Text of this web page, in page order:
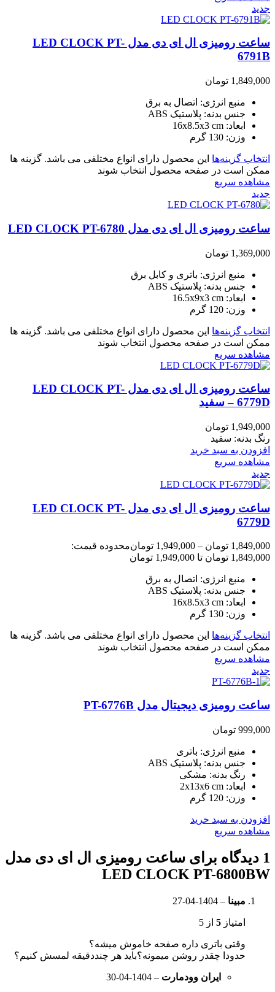
جدید
ساعت رومیزی ال ای دی مدل LED CLOCK PT-
6791B
1,849,000 تومان
منبع انرژی: اتصال به برق
جنس بدنه: پلاستیک ABS
ابعاد: 16x8.5x3 cm
وزن: 130 گرم
انتخاب گزینه‌ها این محصول دارای انواع مختلفی می باشد. گزینه ها
ممکن است در صفحه محصول انتخاب شوند
مشاهده سریع
جدید
ساعت رومیزی ال ای دی مدل LED CLOCK PT-6780
1,369,000 تومان
منبع انرژی: باتری و کابل برق
جنس بدنه: پلاستیک ABS
ابعاد: 16.5x9x3 cm
وزن: 120 گرم
انتخاب گزینه‌ها این محصول دارای انواع مختلفی می باشد. گزینه ها
ممکن است در صفحه محصول انتخاب شوند
مشاهده سریع
ساعت رومیزی ال ای دی مدل LED CLOCK PT-
6779D – سفید
1,949,000 تومان
رنگ بدنه: سفید
افزودن به سبد خرید
مشاهده سریع
جدید
ساعت رومیزی ال ای دی مدل LED CLOCK PT-
6779D
1,849,000 تومان –
1,949,000 تومانمحدوده قیمت:
1,849,000 تومان تا 1,949,000 تومان
منبع انرژی: اتصال به برق
جنس بدنه: پلاستیک ABS
ابعاد: 16x8.5x3 cm
وزن: 130 گرم
انتخاب گزینه‌ها این محصول دارای انواع مختلفی می باشد. گزینه ها
ممکن است در صفحه محصول انتخاب شوند
مشاهده سریع
جدید
ساعت رومیزی دیجیتال مدل PT-6776B
999,000 تومان
منبع انرژی: باتری
جنس بدنه: پلاستیک ABS
رنگ بدنه: مشکی
ابعاد: 2x13x6 cm
وزن: 120 گرم
افزودن به سبد خرید
مشاهده سریع
1 دیدگاه برای
ساعت رومیزی ال ای دی مدل
LED CLOCK PT-6800BW
مبینا –
1404-04-27
امتیاز 5 از 5
وقتی باتری داره صفحه خاموش میشه؟
حدودا چقدر روشن میمونه؟باید هر چنددقیقه لمسش کنیم؟
ایران وودمارت –
1404-04-30